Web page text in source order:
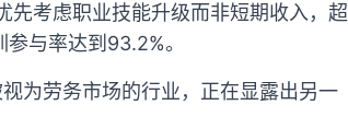
先考虑职业技能升级而非短期收入，超
与率达到93.2%。
为劳务市场的行业，正在显露出另一